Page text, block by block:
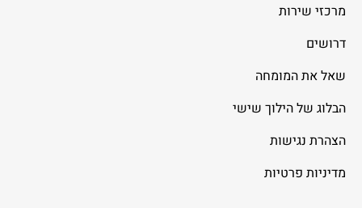
מרכזי שירות
דרושים
שאל את המומחה
הבלוג של הילוך שישי
הצהרת נגישות
מדיניות פרטיות